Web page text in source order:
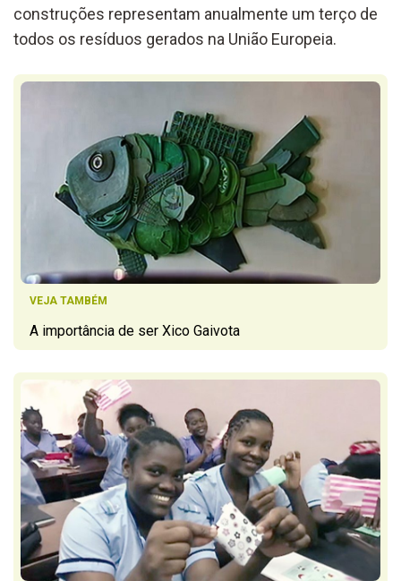
construções representam anualmente um terço de
todos os resíduos gerados na União Europeia.
VEJA TAMBÉM
A importância de ser Xico Gaivota